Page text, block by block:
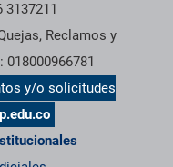
Reclamos y
y/o solicitudes